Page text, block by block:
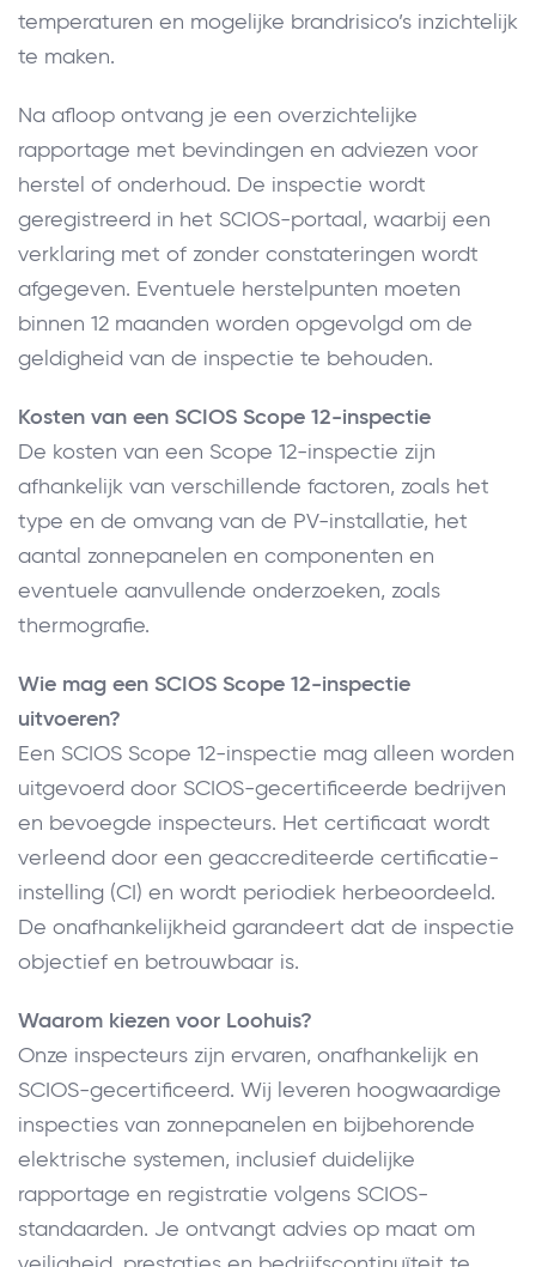
temperaturen en mogelijke brandrisico’s inzichtelijk
te maken.
Na afloop ontvang je een overzichtelijke
rapportage met bevindingen en adviezen voor
herstel of onderhoud. De inspectie wordt
geregistreerd in het SCIOS-portaal, waarbij een
verklaring met of zonder constateringen wordt
afgegeven. Eventuele herstelpunten moeten
binnen 12 maanden worden opgevolgd om de
geldigheid van de inspectie te behouden.
Kosten van een SCIOS Scope 12-inspectie
De kosten van een Scope 12-inspectie zijn
afhankelijk van verschillende factoren, zoals het
type en de omvang van de PV-installatie, het
aantal zonnepanelen en componenten en
eventuele aanvullende onderzoeken, zoals
thermografie.
Wie mag een SCIOS Scope 12-inspectie
uitvoeren?
Een SCIOS Scope 12-inspectie mag alleen worden
uitgevoerd door SCIOS-gecertificeerde bedrijven
en bevoegde inspecteurs. Het certificaat wordt
verleend door een geaccrediteerde certificatie-
instelling (CI) en wordt periodiek herbeoordeeld.
De onafhankelijkheid garandeert dat de inspectie
objectief en betrouwbaar is.
Waarom kiezen voor Loohuis?
Onze inspecteurs zijn ervaren, onafhankelijk en
SCIOS-gecertificeerd. Wij leveren hoogwaardige
inspecties van zonnepanelen en bijbehorende
elektrische systemen, inclusief duidelijke
rapportage en registratie volgens SCIOS-
standaarden. Je ontvangt advies op maat om